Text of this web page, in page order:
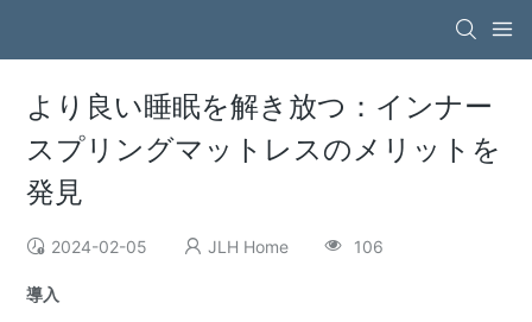
より良い睡眠を解き放つ：インナー
スプリングマットレスのメリットを
発見
2024-02-05 JLH Home 106
導入